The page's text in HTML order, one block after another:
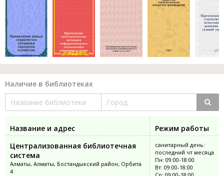
Наличие в библиотеках
Название и адрес
Режим работы
Централизованная библиотечная
система
Алматы, Алматы, Бостандыкский район, Орбита
4
санитарный день:
последний чт месяца
Пн: 09:00-18:00
Вт: 09:00-18:00